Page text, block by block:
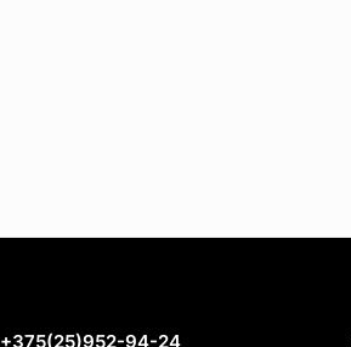
+375(25)952-94-24